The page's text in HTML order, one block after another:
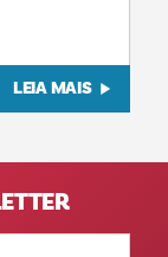
LEIA MAIS